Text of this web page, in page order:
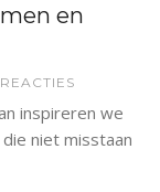
en
inspireren we
niet misstaan